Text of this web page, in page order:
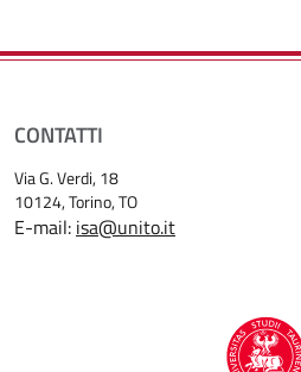
CONTATTI
Via G. Verdi, 18
10124, Torino, TO
E-mail: isa@unito.it